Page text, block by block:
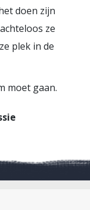
doen zijn
ze
plek in de
moet gaan.